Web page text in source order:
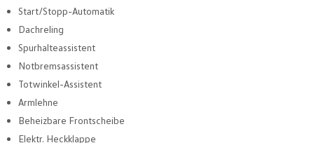
Start/Stopp-Automatik
Dachreling
Spurhalteassistent
Notbremsassistent
Totwinkel-Assistent
Armlehne
Beheizbare Frontscheibe
Elektr. Heckklappe